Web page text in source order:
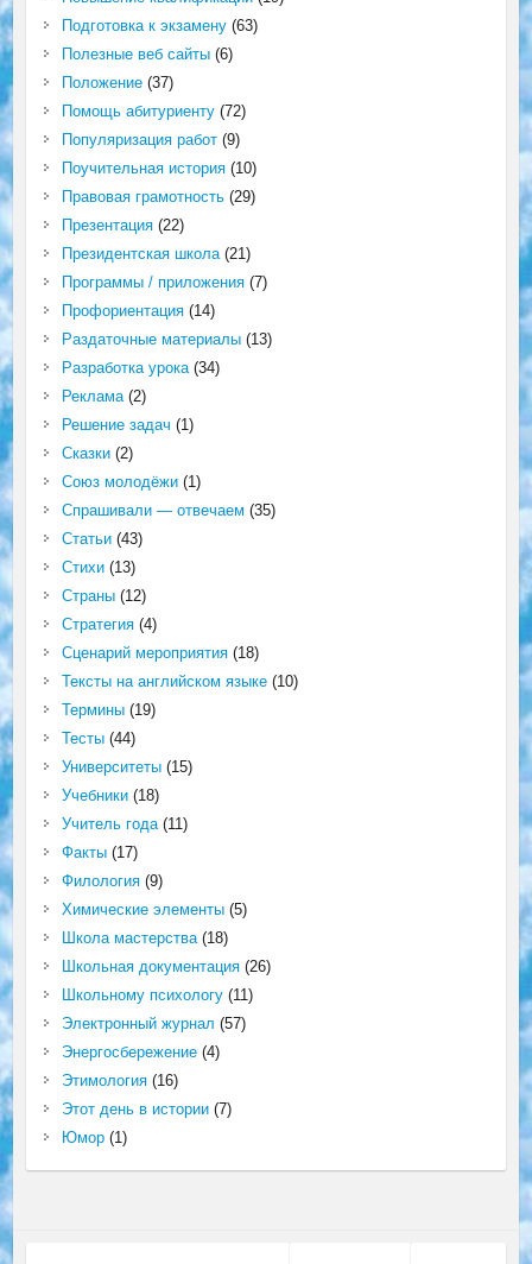
Подготовка к экзамену(63)
Полезные веб сайты(6)
Положение(37)
Помощь абитуриенту(72)
Популяризация работ(9)
Поучительная история(10)
Правовая грамотность(29)
Презентация(22)
Президентская школа(21)
Программы / приложения(7)
Профориентация(14)
Раздаточные материалы(13)
Разработка урока(34)
Реклама(2)
Решение задач (1)
Сказки(2)
Союз молодёжи(1)
Спрашивали — отвечаем (35)
Статьи(43)
Стихи(13)
Страны(12)
Стратегия(4)
Сценарий мероприятия(18)
Тексты на английском языке(10)
Термины(19)
Тесты(44)
Университеты(15)
Учебники(18)
Учитель года(11)
Факты(17)
Филология(9)
Химические элементы(5)
Школа мастерства(18)
Школьная документация(26)
Школьному психологу(11)
Электронный журнал (57)
Энергосбережение(4)
Этимология(16)
Этот день в истории(7)
Юмор(1)